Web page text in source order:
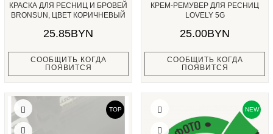
КРАСКА ДЛЯ РЕСНИЦ И БРОВЕЙ
BRONSUN, ЦВЕТ КОРИЧНЕВЫЙ
25.85BYN
СООБЩИТЬ КОГДА
ПОЯВИТСЯ
КРЕМ-РЕМУВЕР ДЛЯ РЕСНИЦ
LOVELY 5G
25.00BYN
СООБЩИТЬ КОГДА
ПОЯВИТСЯ
TOP NEW